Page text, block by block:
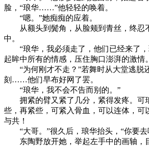
脸，“琅华……”他轻轻的唤着。
“嗯。”她痴痴的应着。
从额头到鬓角，从脸颊到青丝，终忍
中。
“琅华，我必须走了，他们已经来了
起眸中所有的情感，压住胸口澎湃的激情。
“为何刚才不走？”若舞时从大堂逃脱
刻……他们早布好网了罢。
“琅华，我不会不告而别的。”
拥紧的臂又紧了几分，紧得发疼。可
些，再紧些，可紧入骨血，可以连体，
与共！
“大哥。”很久后，琅华抬头，“你要去
东陶野放开她，举起左手中的画轴，